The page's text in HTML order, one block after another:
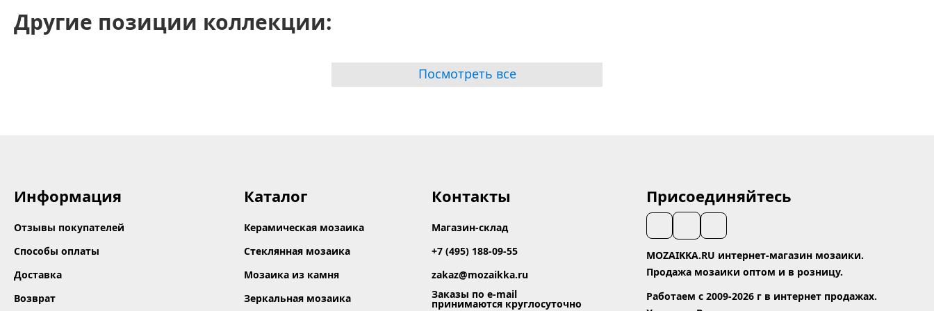
Другие позиции коллекции:
Посмотреть все
Информация
Отзывы покупателей
Способы оплаты
Доставка
Возврат
Каталог
Керамическая мозаика
Стеклянная мозаика
Мозаика из камня
Зеркальная мозаика
Контакты
Магазин-склад
+7 (495) 188-09-55
zakaz@mozaikka.ru
Заказы по e-mail
принимаются круглосуточно
Присоединяйтесь
MOZAIKKA.RU интернет-магазин мозаики.
Продажа мозаики оптом и в розницу.
Работаем с 2009-2026 г в интернет продажах.